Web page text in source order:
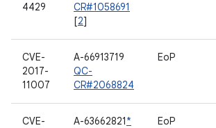
4429
CR#1058691
[2]
CVE-
2017-
11007
A-66913719
QC-
CR#2068824
EoP
CVE-
A-63662821*
EoP